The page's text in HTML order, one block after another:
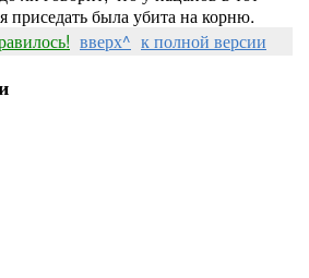
приседать была убита на корню.
вверх^ к полной версии